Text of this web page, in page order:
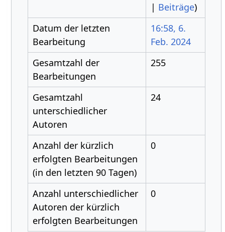
| Beiträge)
Datum der letzten
Bearbeitung
16:58, 6.
Feb. 2024
Gesamtzahl der
Bearbeitungen
255
Gesamtzahl
unterschiedlicher
Autoren
24
Anzahl der kürzlich
erfolgten Bearbeitungen
(in den letzten 90 Tagen)
0
Anzahl unterschiedlicher
Autoren der kürzlich
erfolgten Bearbeitungen
0